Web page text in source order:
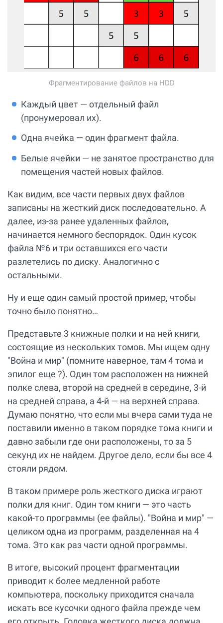
Фрагментирование файлов на HDD
Каждый цвет — отдельный файл
(пронумеровал их).
Одна ячейка — один фрагмент файла.
Белые ячейки — не занятое пространство для
помещения частей новых файлов.
Как видим, все части первых двух файлов
записаны на жесткий диск последовательно. А
далее, из-за ранее удаленных файлов,
начинается немного беспорядок. Один кусок
файла №6 и три оставшихся его части
разлетелись по диску. Аналогично с
остальными.
Ну и еще один самый простой пример, чтобы
точно было понятно…
Представьте 3 книжные полки и на ней книги,
состоящие из нескольких томов. Мы ищем одну
"Война и мир" (помните наверное, там 4 тома и
эпилог еще ?). Один том расположен на нижней
полке слева, второй на средней в середине, 3-й
на средней справа, а 4-й — на верхней справа.
Думаю понятно, что если мы вчера сами туда не
поставили именно в таком порядке тома книги и
давно забыли где они расположены, то за 5
секунд их не найдем. Другое дело, если бы все 4
стояли рядом.
В таком примере роль жесткого диска играют
полки для книг. Один том книги — это часть
какой-то программы (ее файлы). "Война и мир" —
целиком одна из программ, разделенная на 4
тома. Это как раз части одной программы.
В итоге, высокий процент фрагментации
приводит к более медленной работе
компьютера, поскольку приходится сначала
искать все кусочки одного файла прежде чем